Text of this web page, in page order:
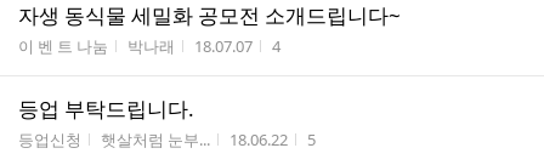
자생 동식물 세밀화 공모전 소개드립니다~
게시판명
이 벤 트 나눔 작성자
박나래 작성시간
18.07.07 조회수
4
등업 부탁드립니다.
게시판명
등업신청 작성자
햇살처럼 눈부... 작성시간
18.06.22 조회수
5